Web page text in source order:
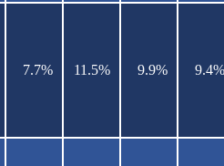
7.7% 11.5% 9.9% 9.4%